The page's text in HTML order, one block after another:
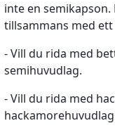
inte en
tillsammans med
- Vill du rida med
semihuvudlag.
- Vill du rida med